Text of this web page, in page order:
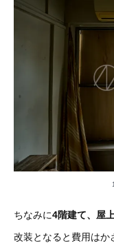
ちなみに4階建て、屋
改装となると費用はか